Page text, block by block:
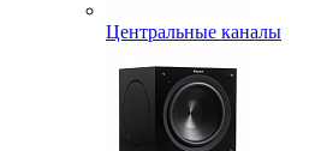
Центральные каналы